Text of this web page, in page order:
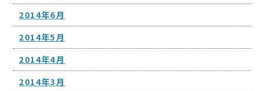
2014年6月
2014年5月
2014年4月
2014年3月